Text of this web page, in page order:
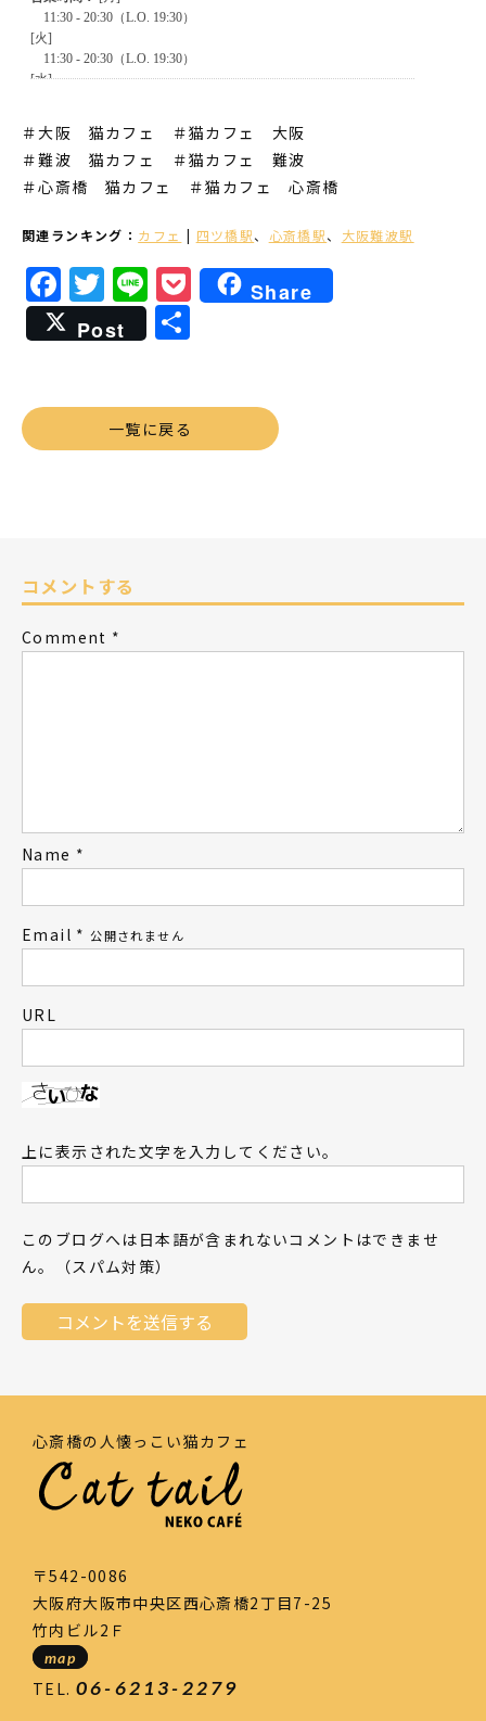
＃大阪 猫カフェ ＃猫カフェ 大阪
＃難波 猫カフェ
＃猫カフェ 難波
＃心斎橋 猫カフェ
＃猫カフェ 心斎橋
関連ランキング： カフェ | 四ツ橋駅、 心斎橋駅、 大阪難波駅
Facebook
Twitter
LinePocket
Share
Post
共
一覧に戻る
コメントする
Comment *
Name *
Email * 公開されません
URL
上に表示された文字を入力してください。
このブログへは日本語が含まれないコメントはできませ
ん。（スパム対策）
心斎橋の人懐っこい猫カフェ
〒542-0086
大阪府大阪市中央区西心斎橋2丁目7-25
竹内ビル2Ｆ
map
TEL. 06-6213-2279